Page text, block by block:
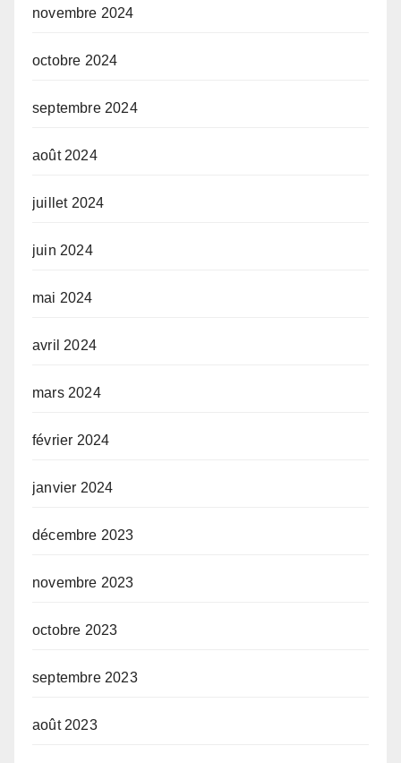
novembre 2024
octobre 2024
septembre 2024
août 2024
juillet 2024
juin 2024
mai 2024
avril 2024
mars 2024
février 2024
janvier 2024
décembre 2023
novembre 2023
octobre 2023
septembre 2023
août 2023